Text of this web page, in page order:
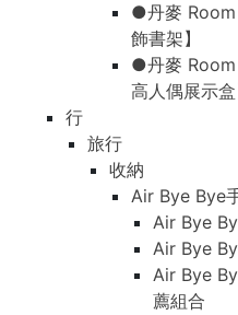
●丹麥 Room
飾書架】
●丹麥 Room
高人偶展示盒
行
旅行
收納
Air Bye Bye
Air Bye
Air Bye
Air Bye
薦組合